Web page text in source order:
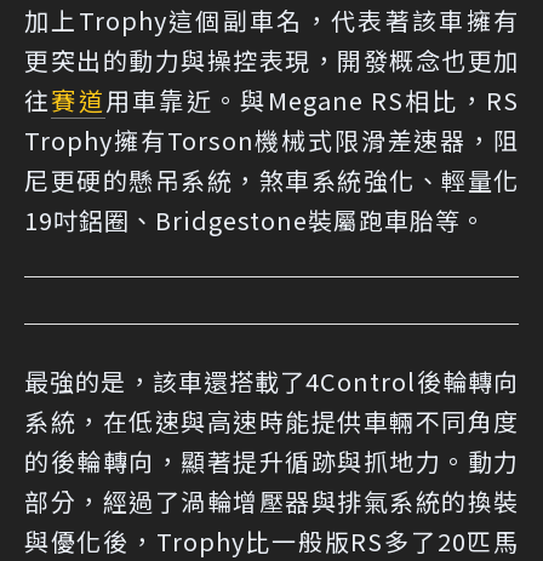
加上Trophy這個副車名，代表著該車擁有
更突出的動力與操控表現，開發概念也更加
往賽道用車靠近。與Megane RS相比，RS
Trophy擁有Torson機械式限滑差速器，阻
尼更硬的懸吊系統，煞車系統強化、輕量化
19吋鋁圈、Bridgestone裝屬跑車胎等。
最強的是，該車還搭載了4Control後輪轉向
系統，在低速與高速時能提供車輛不同角度
的後輪轉向，顯著提升循跡與抓地力。動力
部分，經過了渦輪增壓器與排氣系統的換裝
與優化後，Trophy比一般版RS多了20匹馬